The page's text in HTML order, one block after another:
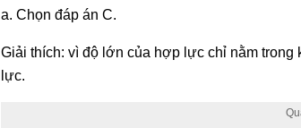
a. Chọn đáp án C.
Giải thích: vì độ lớn của hợp lực chỉ nằm
lực.